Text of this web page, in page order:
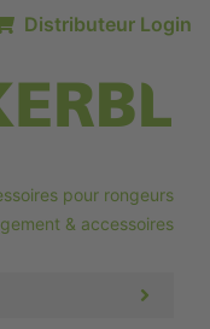
Distributeur Login
pour rongeurs
& accessoires